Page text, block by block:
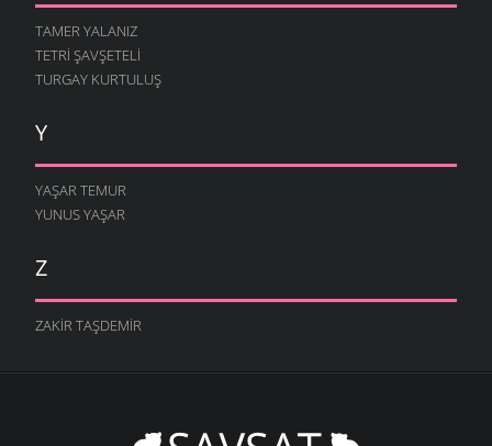
TAMER YALANIZ
TETRI ŞAVŞETELI
TURGAY KURTULUŞ
Y
YAŞAR TEMUR
YUNUS YAŞAR
Z
ZAKIR TAŞDEMIR